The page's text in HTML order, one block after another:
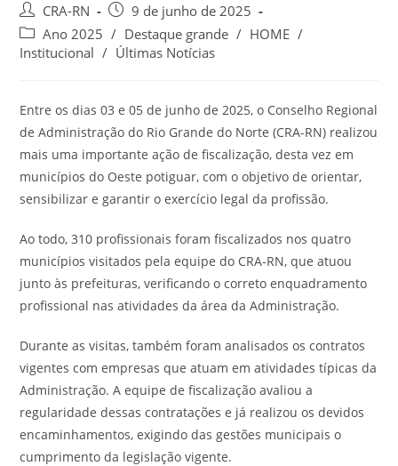
Autor
do
post:
CRA-RN
Post
publicado:
9 de junho de 2025
Categoria
do
Ano 2025 / Destaque grande / HOME /
Institucional / Últimas Notícias
Entre os dias 03 e 05 de junho de 2025, o Conselho Regional
de Administração do Rio Grande do Norte (CRA-RN) realizou
mais uma importante ação de fiscalização, desta vez em
municípios do Oeste potiguar, com o objetivo de orientar,
sensibilizar e garantir o exercício legal da profissão.
Ao todo, 310 profissionais foram fiscalizados nos quatro
municípios visitados pela equipe do CRA-RN, que atuou
junto às prefeituras, verificando o correto enquadramento
profissional nas atividades da área da Administração.
Durante as visitas, também foram analisados os contratos
vigentes com empresas que atuam em atividades típicas da
Administração. A equipe de fiscalização avaliou a
regularidade dessas contratações e já realizou os devidos
encaminhamentos, exigindo das gestões municipais o
cumprimento da legislação vigente.